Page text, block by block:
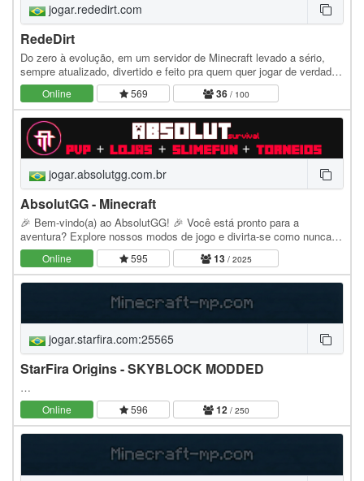
jogar.rededirt.com
RedeDirt
Do zero à evolução, em um servidor de Minecraft levado a sério,
sempre atualizado, divertido e feito pra quem quer jogar de verdade.
Rede Dirt. Junte-se agora e construa…
Online 569 36/ 100
jogar.absolutgg.com.br
AbsolutGG - Minecraft
🎉 Bem-vindo(a) ao AbsolutGG! 🎉 Você está pronto para a
aventura? Explore nossos modos de jogo e divirta-se como nunca!
IP JAVA: jogar.absolutgg.com.br IP BEDROCK:…
Online 595 13/ 2025
jogar.starfira.com:25565
StarFira Origins - SKYBLOCK MODDED
…
Online 596 12 / 250